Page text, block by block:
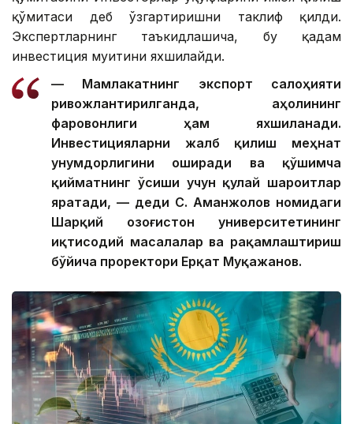
қўмитаси деб ўзгартиришни таклиф қилди.
Экспертларнинг таъкидлашича, бу қадам
инвестиция муҳитини яхшилайди.
— Мамлакатнинг экспорт салоҳияти
ривожлантирилганда, аҳолининг
фаровонлиги ҳам яхшиланади.
Инвестицияларни жалб қилиш меҳнат
унумдорлигини оширади ва қўшимча
қийматнинг ўсиши учун қулай шароитлар
яратади, — деди С. Аманжолов номидаги
Шарқий Қозоғистон университетининг
иқтисодий масалалар ва рақамлаштириш
бўйича проректори Ерқат Муқажанов.